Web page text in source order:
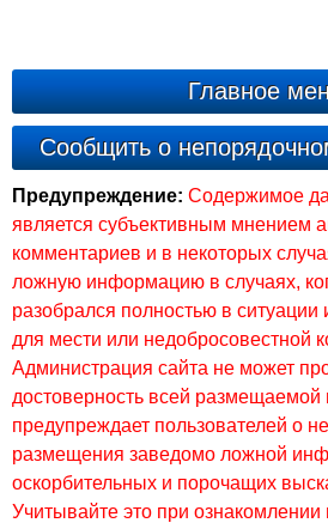
Главное
Сообщить о
Предупреждение: Содержимое
является субъективным мнением
комментариев и в некоторых
ложную информацию в случаях,
разобрался полностью в ситуации
для мести или недобросовестной
Администрация сайта не может
достоверность всей
предупреждает пользователей о
размещения заведомо ложной
оскорбительных и порочащих
Учитывайте это при